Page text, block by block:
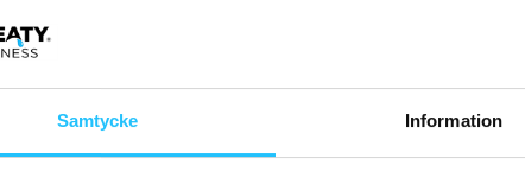
Samtycke Information